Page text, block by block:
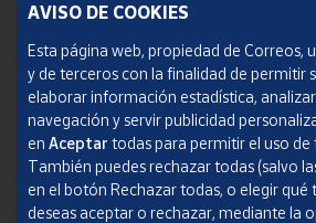
Política de cookies
Aviso legal
Condiciones del servicio
Política de Privacidad Web
AVISO DE COOKIES
Esta página web, propiedad de Correos,
y de terceros con la finalidad de permitir
elaborar información estadística,
navegación y servir publicidad
en Aceptar todas para permitir el uso de
También puedes rechazar todas (salvo
en el botón Rechazar todas, o elegir qué
deseas aceptar o rechazar, mediante la